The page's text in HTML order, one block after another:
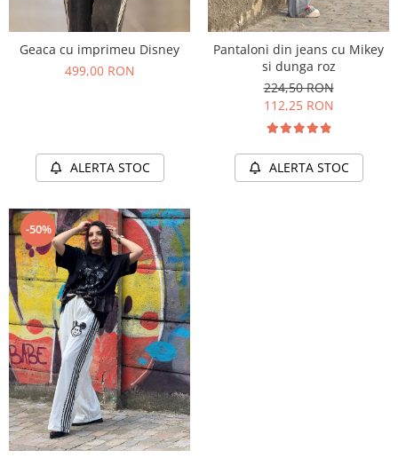
Geaca cu imprimeu Disney
499,00 RON
ALERTA STOC
Pantaloni din jeans cu Mikey
si dunga roz
224,50 RON
112,25 RON
ALERTA STOC
-50%